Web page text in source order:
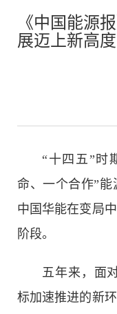
《中国能源
展迈上新高度
“十四五”时
命、一个合作”
中国华能在变局
阶段。
五年来，面
标加速推进的新